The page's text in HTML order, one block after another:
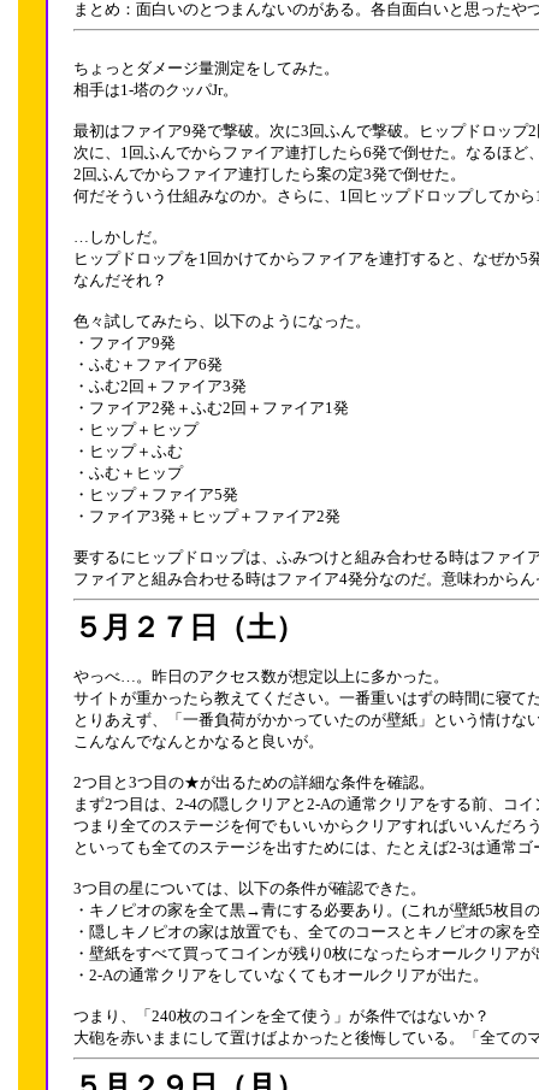
まとめ：面白いのとつまんないのがある。各自面白いと思ったや
ちょっとダメージ量測定をしてみた。
相手は1-塔のクッパJr。
最初はファイア9発で撃破。次に3回ふんで撃破。ヒップドロップ
次に、1回ふんでからファイア連打したら6発で倒せた。なるほど
2回ふんでからファイア連打したら案の定3発で倒せた。
何だそういう仕組みなのか。さらに、1回ヒップドロップしてか
…しかしだ。
ヒップドロップを1回かけてからファイアを連打すると、なぜか5
なんだそれ？
色々試してみたら、以下のようになった。
・ファイア9発
・ふむ＋ファイア6発
・ふむ2回＋ファイア3発
・ファイア2発＋ふむ2回＋ファイア1発
・ヒップ＋ヒップ
・ヒップ＋ふむ
・ふむ＋ヒップ
・ヒップ＋ファイア5発
・ファイア3発＋ヒップ＋ファイア2発
要するにヒップドロップは、ふみつけと組み合わせる時はファイ
ファイアと組み合わせる時はファイア4発分なのだ。意味わから
５月２７日（土）
やっべ…。昨日のアクセス数が想定以上に多かった。
サイトが重かったら教えてください。一番重いはずの時間に寝て
とりあえず、「一番負荷がかかっていたのが壁紙」という情けな
こんなんでなんとかなると良いが。
2つ目と3つ目の★が出るための詳細な条件を確認。
まず2つ目は、2-4の隠しクリアと2-Aの通常クリアをする前、コ
つまり全てのステージを何でもいいからクリアすればいいんだろ
といっても全てのステージを出すためには、たとえば2-3は通常
3つ目の星については、以下の条件が確認できた。
・キノピオの家を全て黒→青にする必要あり。(これが壁紙5枚目
・隠しキノピオの家は放置でも、全てのコースとキノピオの家
・壁紙をすべて買ってコインが残り0枚になったらオールクリア
・2-Aの通常クリアをしていなくてもオールクリアが出た。
つまり、「240枚のコインを全て使う」が条件ではないか？
大砲を赤いままにして置けばよかったと後悔している。「全て